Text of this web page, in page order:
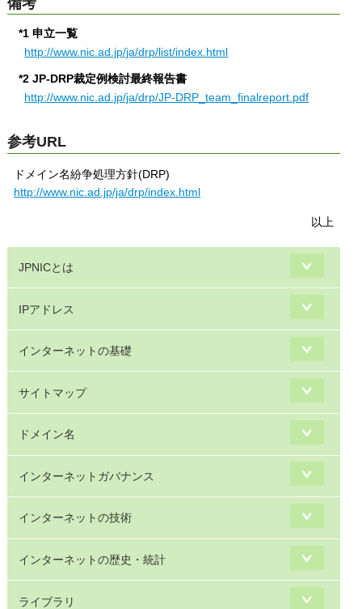
*1 申立一覧
http://www.nic.ad.jp/ja/drp/list/index.html
*2 JP-DRP裁定例検討最終報告書
http://www.nic.ad.jp/ja/drp/JP-DRP_team_finalreport.pdf
参考URL
ドメイン名紛争処理方針(DRP)
http://www.nic.ad.jp/ja/drp/index.html
以上
JPNICとは
IPアドレス
インターネットの基礎
サイトマップ
ドメイン名
インターネットガバナンス
インターネットの技術
インターネットの歴史・統計
ライブラリ